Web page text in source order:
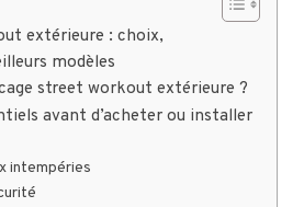
extérieure : choix,
modèles
cage street workout extérieure ?
avant d’acheter ou installer
intempéries